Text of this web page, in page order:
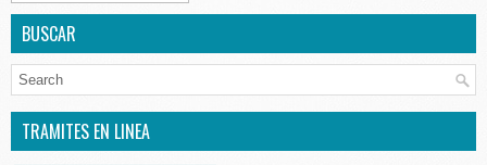
BUSCAR
TRAMITES EN LINEA